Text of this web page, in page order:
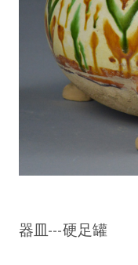
器皿---硬足罐